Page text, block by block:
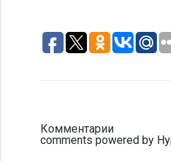
Комментарии
comments powered by